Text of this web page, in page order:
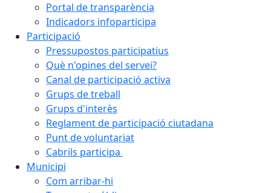
Portal de transparència
Indicadors infoparticipa
Participació
Pressupostos participatius
Què n'opines del servei?
Canal de participació activa
Grups de treball
Grups d'interès
Reglament de participació ciutadana
Punt de voluntariat
Cabrils participa
Municipi
Com arribar-hi